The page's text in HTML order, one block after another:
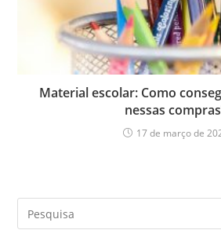
Material escolar: Como
nessas
17 de março de